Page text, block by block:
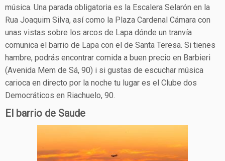
música. Una parada obligatoria es la Escalera Selarón en la
Rua Joaquim Silva, así como la Plaza Cardenal Cámara con
unas vistas sobre los arcos de Lapa dónde un tranvía
comunica el barrio de Lapa con el de Santa Teresa. Si tienes
hambre, podrás encontrar comida a buen precio en Barbieri
(Avenida Mem de Sá, 90) i si gustas de escuchar música
carioca en directo por la noche tu lugar es el Clube dos
Democráticos en Riachuelo, 90.
El barrio de Saude